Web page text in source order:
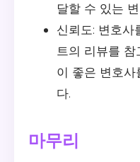
달할 수 있는
신뢰도: 변호사
트의 리뷰를
이 좋은 변호사
다.
마무리